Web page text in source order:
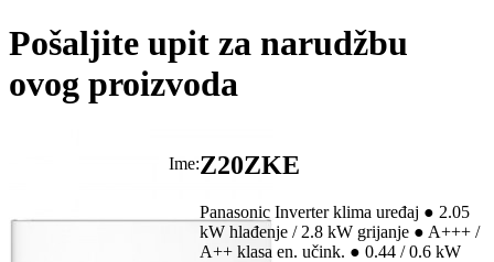
Pošaljite upit za narudžbu
ovog proizvoda
Z20ZKE
Panasonic Inverter klima uređaj ● 2.05
kW hlađenje / 2.8 kW grijanje ● A+++ /
A++ klasa en. učink. ● 0.44 / 0.6 kW
Ime: